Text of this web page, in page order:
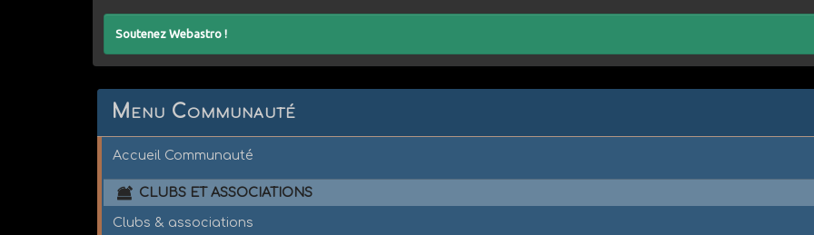
Soutenez Webastro !
Menu Communauté
Accueil Communauté
CLUBS ET ASSOCIATIONS
Clubs & associations